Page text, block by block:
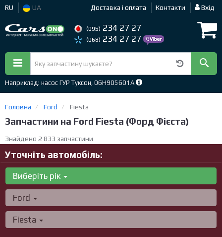
RU UA Доставка і оплата Контакти Вхід
(095) 234 27 27
(068) 234 27 27
Наприклад: насос ГУР Туксон, 06H905601A
Головна Ford Fiesta
Запчастини на Ford Fiesta (Форд Фієста)
Знайдено 2 833 запчастини
Уточніть автомобіль:
Виберіть рік
Ford
Fiesta